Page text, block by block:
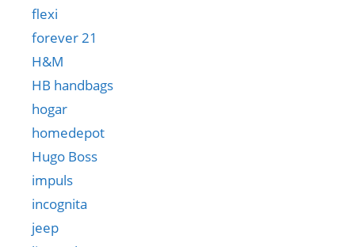
flexi
forever 21
H&M
HB handbags
hogar
homedepot
Hugo Boss
impuls
incognita
jeep